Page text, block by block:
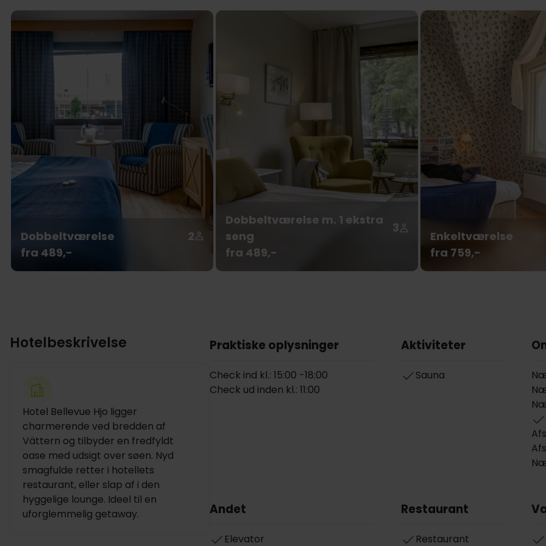
Dobbeltværelse
2
fra 489,-
Dobbeltværelse m. 1 ekstra
seng
3
fra 489,-
Enkeltværelse
fra 759,-
Hotelbeskrivelse
Hotel Bellevue Hjo ligger
charmerende ved bredden af
Vättern og tilbyder en fredfyldt
oase med udsigt over søen. Nyd
smagfulde retter i hotellets
restaurant, eller slap af i den
hyggelige lounge. Ideel til en
uforglemmelig getaway.
Praktiske oplysninger
Check ind kl.: 15:00 -18:00
Check ud inden kl.: 11:00
Aktiviteter
Sauna
Andet
Elevator
Restaurant
Restaurant